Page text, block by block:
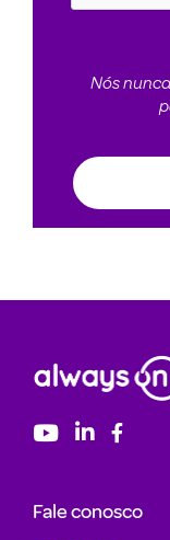
Nós
Fale conosco